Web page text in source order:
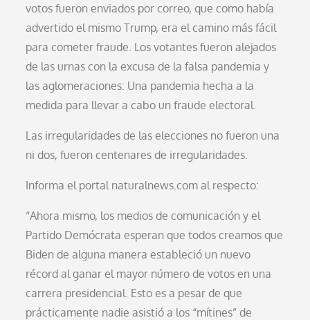
votos fueron enviados por correo, que como había
advertido el mismo Trump, era el camino más fácil
para cometer fraude. Los votantes fueron alejados
de las urnas con la excusa de la falsa pandemia y
las aglomeraciones: Una pandemia hecha a la
medida para llevar a cabo un fraude electoral.
Las irregularidades de las elecciones no fueron una
ni dos, fueron centenares de irregularidades.
Informa el portal naturalnews.com al respecto:
“Ahora mismo, los medios de comunicación y el
Partido Demócrata esperan que todos creamos que
Biden de alguna manera estableció un nuevo
récord al ganar el mayor número de votos en una
carrera presidencial. Esto es a pesar de que
prácticamente nadie asistió a los “mítines” de